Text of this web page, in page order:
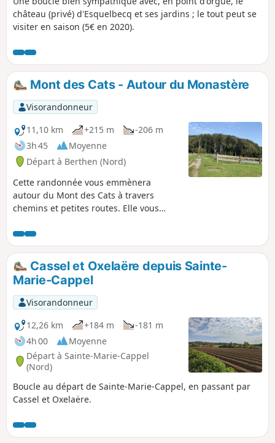
château (privé) d'Esquelbecq et ses jardins ; le tout peut se
visiter en saison (5€ en 2020).
Mont des Cats - Autour du Monastère
Visorandonneur
11,10 km
+215 m
-206 m
3h 45
Moyenne
Départ à Berthen (Nord)
Cette randonnée vous emmènera
autour du Mont des Cats à travers
chemins et petites routes. Elle vous
chapelles, son patrimoine et son léger
dénivelé.
Cassel et Oxelaëre depuis Sainte-
Marie-Cappel
Visorandonneur
12,26 km
+184 m
-181 m
4h 00
Moyenne
Départ à Sainte-Marie-Cappel
(Nord)
Boucle au départ de Sainte-Marie-Cappel, en passant par
Cassel et Oxelaëre.